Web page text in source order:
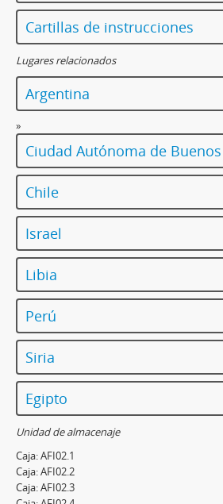
Cartillas de instrucciones
Lugares relacionados
Argentina
»
Ciudad Autónoma de
Chile
Israel
Libia
Perú
Siria
Egipto
Unidad de almacenaje
Caja:AFI02.1
Caja:AFI02.2
Caja:AFI02.3